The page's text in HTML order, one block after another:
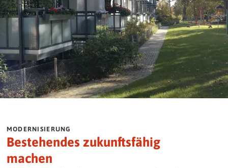
MODERNISIERUNG
Bestehendes zukunftsfähig
machen